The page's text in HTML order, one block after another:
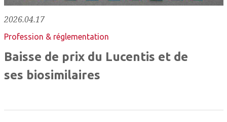
2026.04.17
Profession & réglementation
Baisse de prix du Lucentis et de
ses biosimilaires